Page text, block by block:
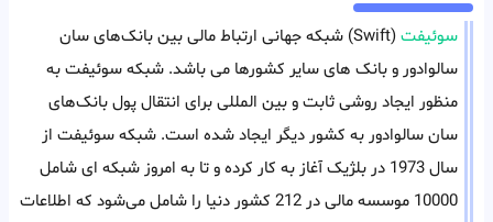
سوئیفت
(Swift) شبکه جهانی ارتباط‌ مالی بین بانک‌های سان
سالوادور و بانک های سایر کشورها می باشد. شبکه سوئیفت به
منظور ایجاد روشی ثابت و بین المللی برای انتقال پول بانک‌های
سان سالوادور به کشور دیگر ایجاد شده است. شبکه سوئیفت از
سال 1973 در بلژیک آغاز به کار کرده و تا به امروز شبکه ای شامل
10000 موسسه مالی در 212 کشور دنیا را شامل می‌شود که اطلاعات